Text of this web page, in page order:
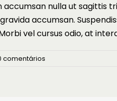
nulla ut sagittis
accumsan.
vel cursus odio, at
comentários